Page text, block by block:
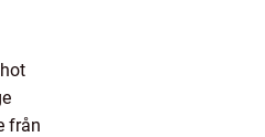
från